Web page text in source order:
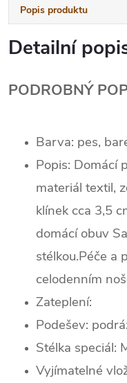
Popis produktu
Detailní
PODROBNÝ
Barva: pes,
Popis: Domácí
materiál textil,
klínek cca 3,5
domácí obuv
stélkou.Péče a
celodenním
Zateplení:
Podešev:
Stélka speciál:
Vyjímatelné